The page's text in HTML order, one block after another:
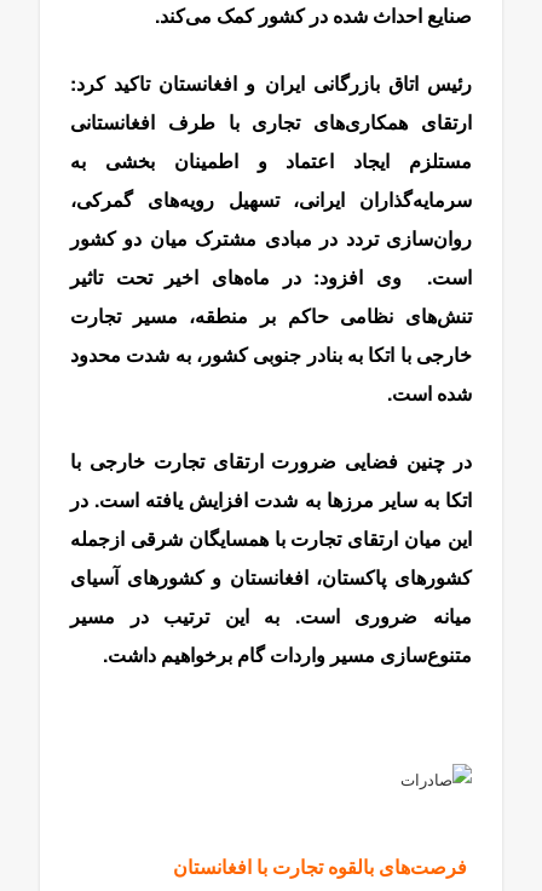
صنایع احداث شده در کشور کمک می‌کند.
رئیس اتاق بازرگانی ایران و افغانستان تاکید کرد:
ارتقای همکاری‌های تجاری با طرف افغانستانی
مستلزم ایجاد اعتماد و اطمینان بخشی به
سرمایه‌گذاران ایرانی، تسهیل رویه‌های گمرکی،
روان‌سازی تردد در مبادی مشترک میان دو کشور
است. وی افزود: در ماه‌های اخیر تحت تاثیر
تنش‌های نظامی حاکم بر منطقه، مسیر تجارت
خارجی با اتکا به بنادر جنوبی کشور، به شدت محدود
شده است.
در چنین فضایی ضرورت ارتقای تجارت خارجی با
اتکا به سایر مرزها به شدت افزایش یافته است. در
این میان ارتقای تجارت با همسایگان شرقی ازجمله
کشورهای پاکستان، افغانستان و کشورهای آسیای
میانه ضروری است. به این ترتیب در مسیر
متنوع‌سازی مسیر واردات گام برخواهیم داشت.
فرصت‌های بالقوه تجارت با افغانستان